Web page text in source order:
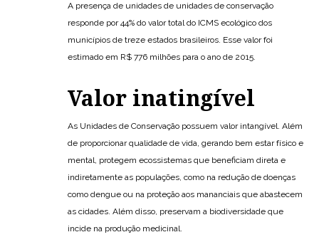
A presença de unidades de unidades de conservação
responde por 44% do valor total do ICMS ecológico dos
municípios de treze estados brasileiros. Esse valor foi
estimado em R$ 776 milhões para o ano de 2015.
Valor inatingível
As Unidades de Conservação possuem valor intangível. Além
de proporcionar qualidade de vida, gerando bem estar físico e
mental, protegem ecossistemas que beneficiam direta e
indiretamente as populações, como na redução de doenças
como dengue ou na proteção aos mananciais que abastecem
as cidades. Além disso, preservam a biodiversidade que
incide na produção medicinal.